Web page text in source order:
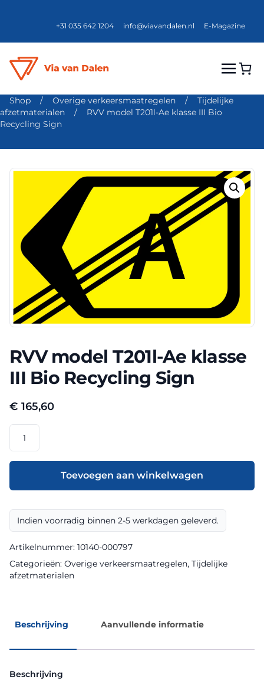
+31 035 642 1204 info@viavandalen.nl E-Magazine
Shop / Overige verkeersmaatregelen /
Tijdelijke
afzetmaterialen
/
RVV model T201l-Ae klasse III Bio
Recycling Sign
RVV model T201l-Ae klasse
III Bio Recycling Sign
€ 165,60
model
T201l-
klasse
Bio
Recycling
Sign
Toevoegen aan winkelwagen
Indien voorradig binnen 2-5 werkdagen geleverd.
Artikelnummer: 10140-000797
Categorieën: Overige verkeersmaatregelen, Tijdelijke
afzetmaterialen
Beschrijving Aanvullende informatie
Beschrijving